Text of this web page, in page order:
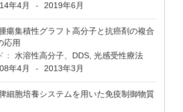
年4月 - 2019年6月
瘍集積性グラフト高分子と抗癌剤の複合
応用
水溶性高分子、DDS, 光感受性療法
年4月 - 2013年3月
細胞培養システムを用いた免疫制御物質